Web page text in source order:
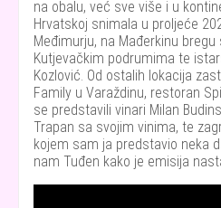
na obalu, već sve više i u
Hrvatskoj snimala u proljeće
Međimurju, na Mađerkinu
Kutjevačkim podrumima te
Kozlović. Od ostalih lokacija
Family u Varaždinu, restoran
se predstavili vinari Milan
Trapan sa svojim vinima, te
kojem sam ja predstavio neka
nam Tuđen kako je emisija